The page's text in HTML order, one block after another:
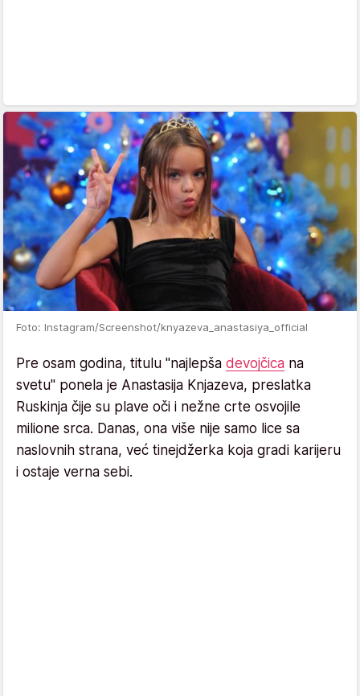
Foto: Instagram/Screenshot/knyazeva_anastasiya_official
Pre osam godina, titulu "najlepša devojčica na
svetu" ponela je Anastasija Knjazeva, preslatka
Ruskinja čije su plave oči i nežne crte osvojile
milione srca. Danas, ona više nije samo lice sa
naslovnih strana, već tinejdžerka koja gradi karijeru
i ostaje verna sebi.